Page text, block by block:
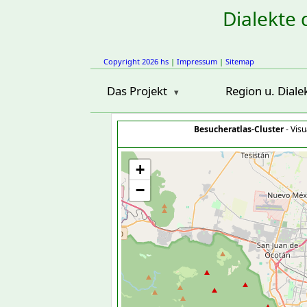
Dialekte
Copyright 2026 hs | Impressum | Sitemap
Das Projekt Region u.
Besucheratlas-Cluster-
+
−